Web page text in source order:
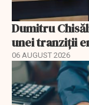
Dumitru
unei tranziții
06 AUGUST 2026